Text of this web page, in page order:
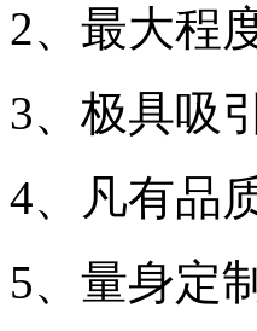
2、最大程
3、极具吸
4、凡有品
5、量身定